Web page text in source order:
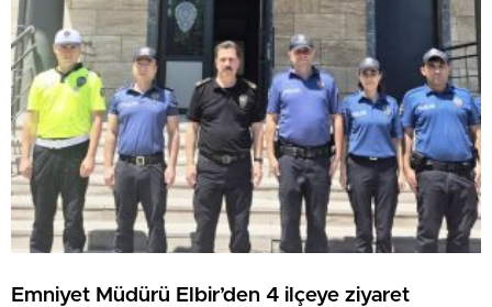
Emniyet Müdürü Elbir’den 4 ilçeye ziyaret